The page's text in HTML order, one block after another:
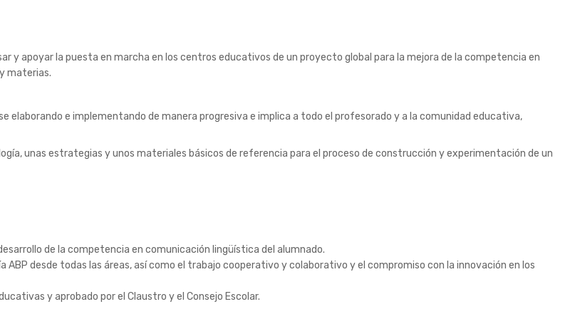
y apoyar la puesta en marcha en los centros educativos de un proyecto global para la mejora de la competencia en
materias.
e implementando de manera progresiva e implica a todo el profesorado y a la comunidad educativa,
unas estrategias y unos materiales básicos de referencia para el proceso de construcción y experimentación de un
de la competencia en comunicación lingüística del alumnado.
desde todas las áreas, así como el trabajo cooperativo y colaborativo y el compromiso con la innovación en los
y aprobado por el Claustro y el Consejo Escolar.